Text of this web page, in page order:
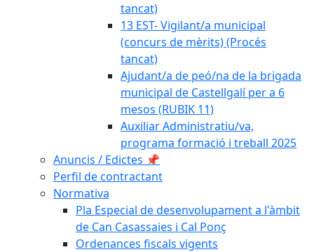
tancat)
13 EST- Vigilant/a municipal
(concurs de mèrits) (Procés
tancat)
Ajudant/a de peó/na de la brigada
municipal de Castellgalí per a 6
mesos (RUBIK 11)
Auxiliar Administratiu/va,
programa formació i treball 2025
Anuncis / Edictes 📌
Perfil de contractant
Normativa
Pla Especial de desenvolupament a l'àmbit
de Can Casassaies i Cal Ponç
Ordenances fiscals vigents